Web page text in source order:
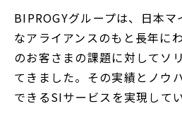
BIPROGYグループは、日本
なアライアンスのもと長年に
のお客さまの課題に対してソ
てきました。その実績とノウ
できるSIサービスを実現してい